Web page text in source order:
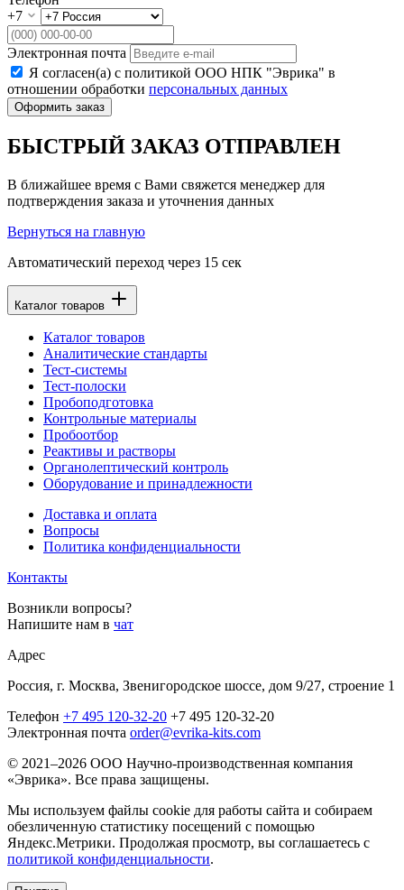
+7
Электронная почта
Я согласен(а) с политикой ООО НПК "Эврика" в
отношении обработки персональных данных
Оформить заказ
БЫСТРЫЙ ЗАКАЗ ОТПРАВЛЕН
В ближайшее время с Вами свяжется менеджер для
подтверждения заказа и уточнения данных
Вернуться на главную
Автоматический переход через 15 сек
Каталог товаров
Каталог товаров
Аналитические стандарты
Тест-системы
Тест-полоски
Пробоподготовка
Контрольные материалы
Пробоотбор
Реактивы и растворы
Органолептический контроль
Оборудование и принадлежности
Доставка и оплата
Вопросы
Политика конфиденциальности
Контакты
Возникли вопросы?
Напишите нам в чат
Адрес
Россия, г. Москва, Звенигородское шоссе, дом 9/27, строение 1
Телефон +7 495 120-32-20 +7 495 120-32-20
Электронная почта order@evrika-kits.com
© 2021–2026 ООО Научно-производственная компания
«Эврика». Все права защищены.
Мы используем файлы cookie для работы сайта и собираем
обезличенную статистику посещений с помощью
Яндекс.Метрики. Продолжая просмотр, вы соглашаетесь с
политикой конфиденциальности.